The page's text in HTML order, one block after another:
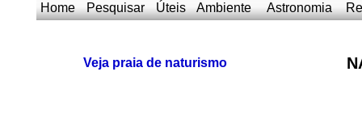
Home Pesquisar Úteis Ambiente Astronomia
Veja praia de naturismo